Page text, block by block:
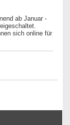
ab Januar -
sich online für